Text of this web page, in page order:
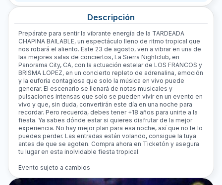
Descripción
Prepárate para sentir la vibrante energía de la TARDEADA
CHAPINA BAILABLE, un espectáculo lleno de ritmo tropical que
nos robará el aliento. Este 23 de agosto, ven a vibrar en una de
las mejores salas de conciertos, La Sierra Nightclub, en
Panorama City, CA, con la actuación estelar de LOS FRANCOS y
BRISMA LOPEZ, en un concierto repleto de adrenalina, emoción
y la euforia contagiosa que solo la música en vivo puede
generar. El escenario se llenará de notas musicales y
pulsaciones intensas que solo se pueden vivir en un evento en
vivo y que, sin duda, convertirán este día en una noche para
recordar. Pero recuerda, debes tener +18 años para unirte a la
fiesta. Ya sabes dónde estar si quieres disfrutar de la mejor
experiencia. No hay mejor plan para esa noche, así que no te lo
puedes perder. Las entradas están volando, consigue la tuya
antes de que se agoten. Compra ahora en Ticketón y asegura
tu lugar en esta inolvidable fiesta tropical.
Evento sujeto a cambios